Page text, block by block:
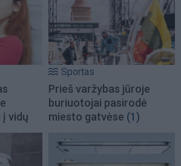
vidų
Sportas
Prieš varžybas jūroje
buriuotojai pasirodė
miesto gatvėse (1)